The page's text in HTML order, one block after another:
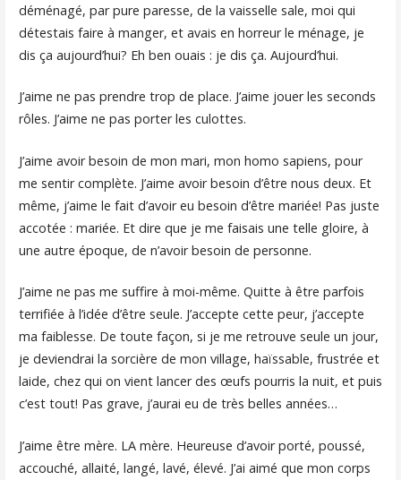
déménagé, par pure paresse, de la vaisselle sale, moi qui
détestais faire à manger, et avais en horreur le ménage, je
dis ça aujourd’hui? Eh ben ouais : je dis ça. Aujourd’hui.
J’aime ne pas prendre trop de place. J’aime jouer les seconds
rôles. J’aime ne pas porter les culottes.
J’aime avoir besoin de mon mari, mon homo sapiens, pour
me sentir complète. J’aime avoir besoin d’être nous deux. Et
même, j’aime le fait d’avoir eu besoin d’être mariée! Pas juste
accotée : mariée. Et dire que je me faisais une telle gloire, à
une autre époque, de n’avoir besoin de personne.
J’aime ne pas me suffire à moi-même. Quitte à être parfois
terrifiée à l’idée d’être seule. J’accepte cette peur, j’accepte
ma faiblesse. De toute façon, si je me retrouve seule un jour,
je deviendrai la sorcière de mon village, haïssable, frustrée et
laide, chez qui on vient lancer des œufs pourris la nuit, et puis
c’est tout! Pas grave, j’aurai eu de très belles années…
J’aime être mère. LA mère. Heureuse d’avoir porté, poussé,
accouché, allaité, langé, lavé, élevé. J’ai aimé que mon corps